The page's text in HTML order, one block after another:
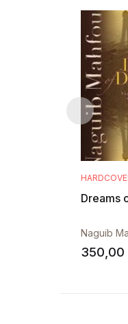
Dreams
Naguib
350,00